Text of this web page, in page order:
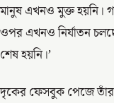
মানুষ এখনও মুক্ত হয়নি।
ওপর এখনও নির্যাতন
শেষ হয়নি।’
দৃকের ফেসবুক পেজে তাঁর